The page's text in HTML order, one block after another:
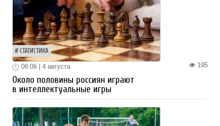
СТАТИСТИКА
195
08:06 | 4 августа
Около половины россиян играют
в интеллектуальные игры